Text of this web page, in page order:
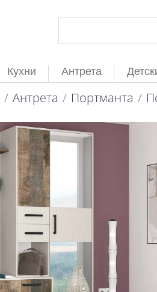
Кухни Антрета
Антрета Портманта